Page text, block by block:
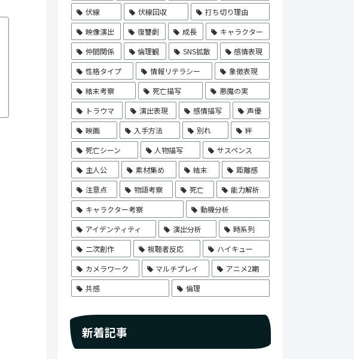
伏線
伏線回収
打ち切り理由
映像演出
復讐劇 成長
キャラクター
仲間関係
倫理観 SNS拡散
感情表現
性格タイプ
情報リテラシー
象徴表現
結末考察
死亡描写
悪魔の実
トラウマ
演出表現 感情描写
声優
映画
入手方法 別れ
絆
死亡シーン
人物描写
サスペンス
主人公
素材集め 結末
距離感
注意点
物語考察 死亡
能力解析
キャラクター考察
動機分析
アイデンティティ
演出分析
時系列
二次創作
視聴者反応
ハイキュー
カメラワーク
マルチプレイ
アニメ2期
共感
倫理
新着記事